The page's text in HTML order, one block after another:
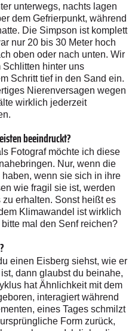
unterwegs, nachts lagen
dem Gefrierpunkt, während
Die Simpson ist komplett
nur 20 bis 30 Meter hoch
oben oder nach unten. Wir
Schlitten hinter uns
Schritt tief in den Sand ein.
Nierenversagen wegen
wirklich jederzeit
beeindruckt?
Fotograf möchte ich diese
Nur, wenn die
wenn sie sich in ihre
wie fragil sie ist, werden
erhalten. Sonst heißt es
Klimawandel ist wirklich
mal den Senf reichen?
einen Eisberg siehst, wie er
dann glaubst du beinahe,
hat Ähnlichkeit mit dem
interagiert während
eines Tages schmilzt
Form zurück,